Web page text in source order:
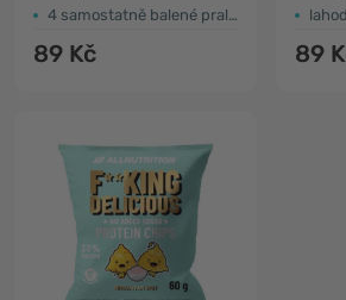
4 samostatně balené pralinky
89 Kč 89